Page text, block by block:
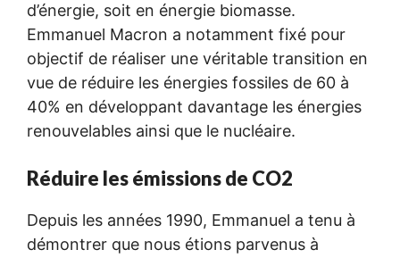
d’énergie, soit en énergie biomasse.
Emmanuel Macron a notamment fixé pour
objectif de réaliser une véritable transition en
vue de réduire les énergies fossiles de 60 à
40% en développant davantage les énergies
renouvelables ainsi que le nucléaire.
Réduire les émissions de CO2
Depuis les années 1990, Emmanuel a tenu à
démontrer que nous étions parvenus à